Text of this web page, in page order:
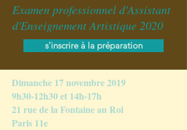
Examen professionnel d'Assistant
d'Enseignement Artistique 2020
s'inscrire à la préparation
Dimanche 17 novembre 2019
9h30-12h30 et 14h-17h
21 rue de la Fontaine au Roi
Paris 11e